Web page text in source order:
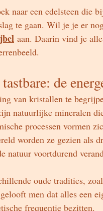
naar een edelsteen die
te gaan. Wil je je er
aan. Daarin vind je
de
van kristallen te
natuurlijke mineralen
processen vormen
worden ze gezien als
natuur voortdurend
oude tradities,
men dat alles een
frequentie bezitten.